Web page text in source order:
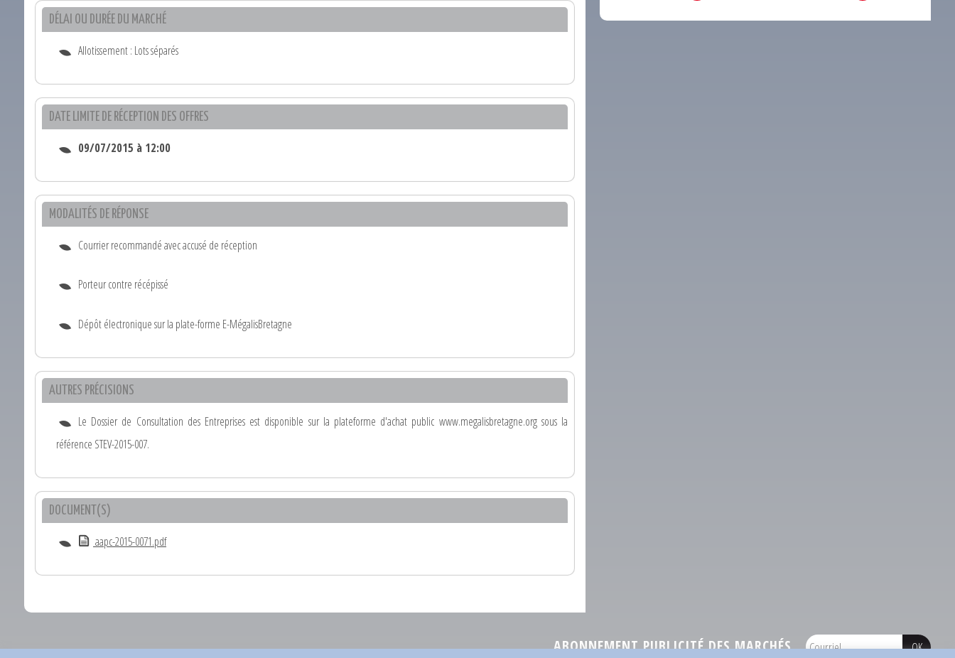
DÉLAI OU DURÉE DU MARCHÉ
Allotissement : Lots séparés
DATE LIMITE DE RÉCEPTION DES OFFRES
09/07/2015 à 12:00
MODALITÉS DE RÉPONSE
Courrier recommandé avec accusé de réception
Porteur contre récépissé
Dépôt électronique sur la plate-forme E-MégalisBretagne
AUTRES PRÉCISIONS
Le Dossier de Consultation des Entreprises est disponible sur la plateforme d'achat public www.megalisbretagne.org sous la
référence STEV-2015-007.
DOCUMENT(S)
aapc-2015-0071.pdf
ABONNEMENT PUBLICITÉ DES MARCHÉS